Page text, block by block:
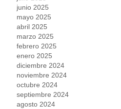
junio 2025
mayo 2025
abril 2025
marzo 2025
febrero 2025
enero 2025
diciembre 2024
noviembre 2024
octubre 2024
septiembre 2024
agosto 2024